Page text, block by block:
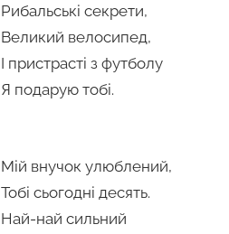
Рибальські секрети,
Великий велосипед,
І пристрасті з футболу
Я подарую тобі.
Мій внучок улюблений,
Тобі сьогодні десять.
Най-най сильний